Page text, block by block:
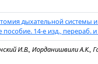
дыхательной системы и
пособие. 14-е изд., перераб.
И.В., Иорданишвили А.К.,